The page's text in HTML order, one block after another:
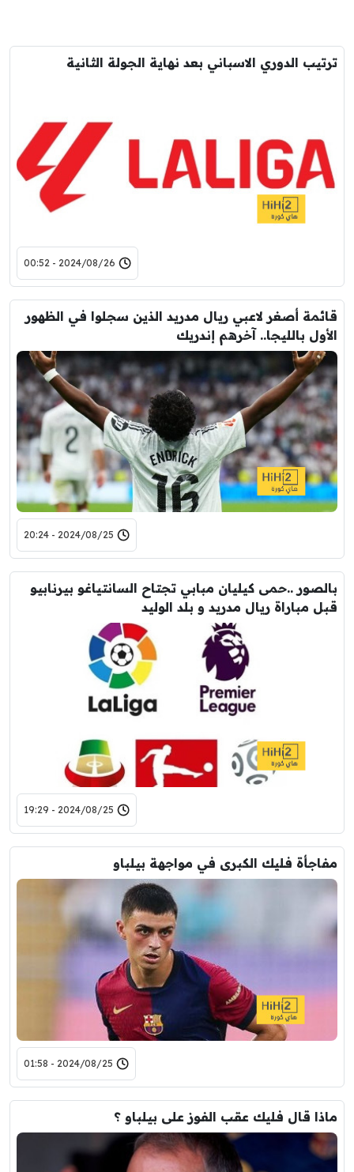
ترتيب الدوري الاسباني بعد نهاية الجولة الثانية
2024/08/26 - 00:52
قائمة أصغر لاعبي ريال مدريد الذين سجلوا في الظهور
الأول بالليجا.. آخرهم إندريك
2024/08/25 - 20:24
بالصور ..حمى كيليان مبابي تجتاح السانتياغو بيرنابيو
قبل مباراة ريال مدريد و بلد الوليد
2024/08/25 - 19:29
مفاجأة فليك الكبرى في مواجهة بيلباو
2024/08/25 - 01:58
ماذا قال فليك عقب الفوز على بيلباو ؟